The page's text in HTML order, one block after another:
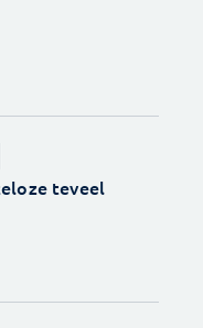
teveel